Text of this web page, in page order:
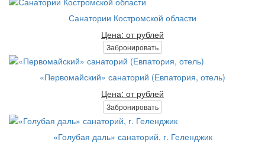
Санатории Костромской области
Цена: от рублей
Забронировать
«Первомайский» санаторий (Евпатория, отель)
Цена: от рублей
Забронировать
«Голубая даль» санаторий, г. Геленджик